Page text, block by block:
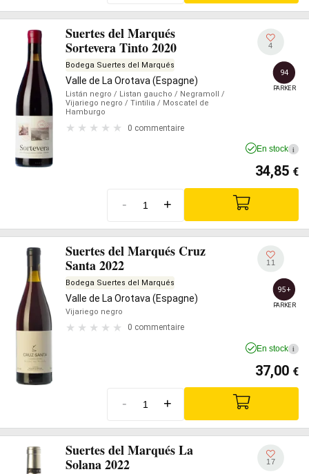
Suertes del Marqués
Sortevera Tinto 2020
Bodega Suertes del Marqués
Valle de La Orotava (Espagne)
Listán negro / Listan gaucho / Negramoll /
Vijariego negro / Tintilia / Moscatel de
Hamburgo
0 commentaire
4
94
PARKER
En stock i
34,85 €
- +
Suertes del Marqués Cruz
Santa 2022
Bodega Suertes del Marqués
Valle de La Orotava (Espagne)
Vijariego negro
0 commentaire
11
95+
PARKER
En stock i
37,00 €
- +
Suertes del Marqués La
Solana 2022
17